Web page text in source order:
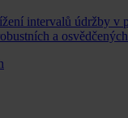
intervalů údržby v
a